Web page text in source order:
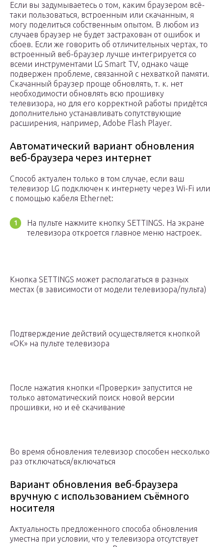
Если вы задумываетесь о том, каким браузером всё-
таки пользоваться, встроенным или скачанным, я
могу поделиться собственным опытом. В любом из
случаев браузер не будет застрахован от ошибок и
сбоев. Если же говорить об отличительных чертах, то
встроенный веб-браузер лучше интегрируется со
всеми инструментами LG Smart TV, однако чаще
подвержен проблеме, связанной с нехваткой памяти.
Скачанный браузер проще обновлять, т. к. нет
необходимости обновлять всю прошивку
телевизора, но для его корректной работы придётся
дополнительно устанавливать сопутствующие
расширения, например, Adobe Flash Player.
Автоматический вариант обновления
веб-браузера через интернет
Способ актуален только в том случае, если ваш
телевизор LG подключен к интернету через Wi-Fi или
с помощью кабеля Ethernet:
На пульте нажмите кнопку SETTINGS. На экране
телевизора откроется главное меню настроек.
Кнопка SETTINGS может располагаться в разных
местах (в зависимости от модели телевизора/пульта)
Подтверждение действий осуществляется кнопкой
«ОК» на пульте телевизора
После нажатия кнопки «Проверки» запустится не
только автоматический поиск новой версии
прошивки, но и её скачивание
Во время обновления телевизор способен несколько
раз отключаться/включаться
Вариант обновления веб-браузера
вручную с использованием съёмного
носителя
Актуальность предложенного способа обновления
уместна при условии, что у телевизора отсутствует